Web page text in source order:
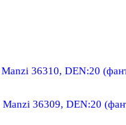
Manzi 36310, DEN:20
Manzi 36309, DEN:20